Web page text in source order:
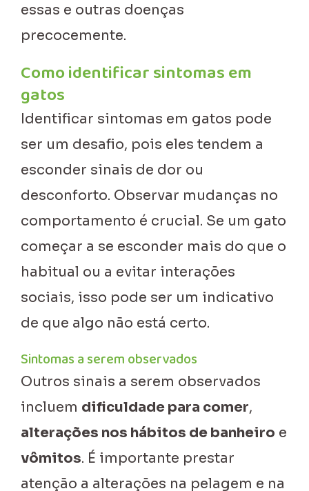
essas e outras doenças
precocemente.
Como identificar sintomas em
gatos
Identificar sintomas em gatos pode
ser um desafio, pois eles tendem a
esconder sinais de dor ou
desconforto. Observar mudanças no
comportamento é crucial. Se um gato
começar a se esconder mais do que o
habitual ou a evitar interações
sociais, isso pode ser um indicativo
de que algo não está certo.
Sintomas a serem observados
Outros sinais a serem observados
incluem dificuldade para comer,
alterações nos hábitos de banheiro e
vômitos. É importante prestar
atenção a alterações na pelagem e na